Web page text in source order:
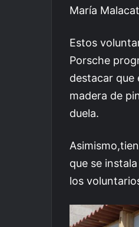
María
Estos
Porsche
destacar que
madera de
duela.
que se
los